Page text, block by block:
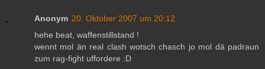
Anonym 20. Oktober 2007 um 20:12
hehe beat, waffenstillstand !
wennt mol än real clash wotsch chasch jo mol dä padraun
zum rag-fight uffordere :D